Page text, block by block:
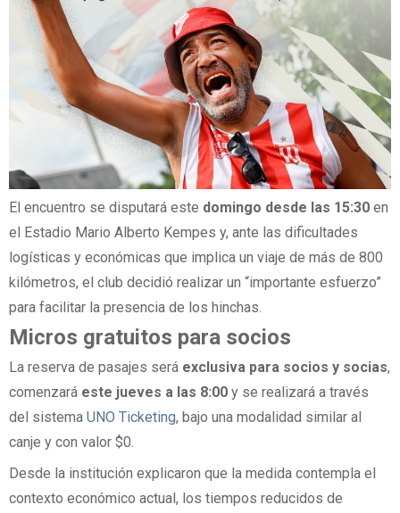
El encuentro se disputará este domingo desde las 15:30 en
el Estadio Mario Alberto Kempes y, ante las dificultades
logísticas y económicas que implica un viaje de más de 800
kilómetros, el club decidió realizar un “importante esfuerzo”
para facilitar la presencia de los hinchas.
Micros gratuitos para socios
La reserva de pasajes será exclusiva para socios y socias,
comenzará este jueves a las 8:00 y se realizará a través
del sistema UNO Ticketing, bajo una modalidad similar al
canje y con valor $0.
Desde la institución explicaron que la medida contempla el
contexto económico actual, los tiempos reducidos de